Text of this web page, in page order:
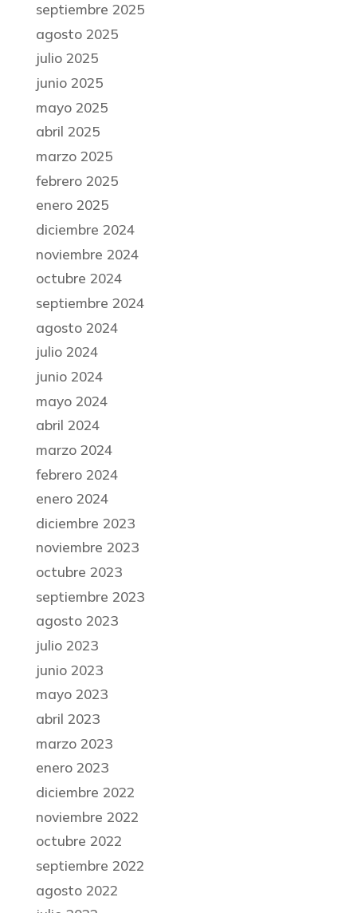
septiembre 2025
agosto 2025
julio 2025
junio 2025
mayo 2025
abril 2025
marzo 2025
febrero 2025
enero 2025
diciembre 2024
noviembre 2024
octubre 2024
septiembre 2024
agosto 2024
julio 2024
junio 2024
mayo 2024
abril 2024
marzo 2024
febrero 2024
enero 2024
diciembre 2023
noviembre 2023
octubre 2023
septiembre 2023
agosto 2023
julio 2023
junio 2023
mayo 2023
abril 2023
marzo 2023
enero 2023
diciembre 2022
noviembre 2022
octubre 2022
septiembre 2022
agosto 2022